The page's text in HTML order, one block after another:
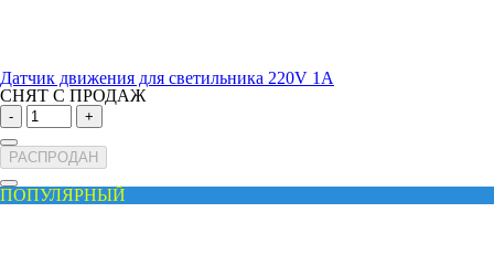
Датчик движения для светильника 220V 1A
СНЯТ С ПРОДАЖ
- +
РАСПРОДАН
ПОПУЛЯРНЫЙ